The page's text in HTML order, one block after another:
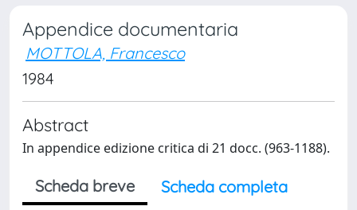
Appendice documentaria
MOTTOLA, Francesco
1984
Abstract
In appendice edizione critica di 21 docc. (963-1188).
Scheda breve
Scheda completa